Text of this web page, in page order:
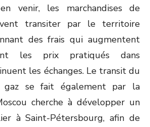
venir, les marchandises de
transiter par le territoire
des frais qui augmentent
les prix pratiqués dans
les échanges. Le transit du
se fait également par la
cherche à développer un
à Saint-Pétersbourg, afin de